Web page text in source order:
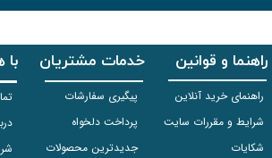
راهنما و قوانین
راهنمای خرید آنلاین
شرایط و مقررات سایت
شکایات
خدمات مشتریان
پیگیری سفارشات
پرداخت دلخواه
جدیدترین محصولات
با